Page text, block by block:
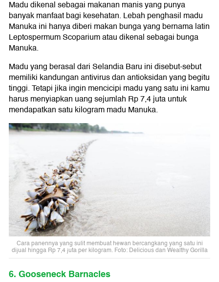
Madu dikenal sebagai makanan manis yang punya
banyak manfaat bagi kesehatan. Lebah penghasil madu
Manuka ini hanya diberi makan bunga yang bernama latin
Leptospermum Scoparium atau dikenal sebagai bunga
Manuka.
Madu yang berasal dari Selandia Baru ini disebut-sebut
memiliki kandungan antivirus dan antioksidan yang begitu
tinggi. Tetapi jika ingin mencicipi madu yang satu ini kamu
harus menyiapkan uang sejumlah Rp 7,4 juta untuk
mendapatkan satu kilogram madu Manuka.
Cara panennya yang sulit membuat hewan bercangkang yang satu ini
dijual hingga Rp 7,4 juta per kilogram. Foto: Delicious dan Wealthy Gorilla
6. Gooseneck Barnacles